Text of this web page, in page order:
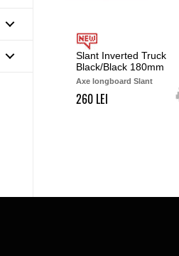
Slant Inverted Truck
Black/Black 180mm
Axe longboard Slant
260